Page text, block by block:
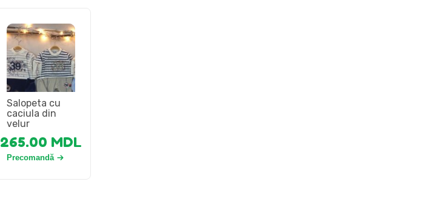
Salopeta cu
caciula din
velur
265.00 MDL
Precomandă